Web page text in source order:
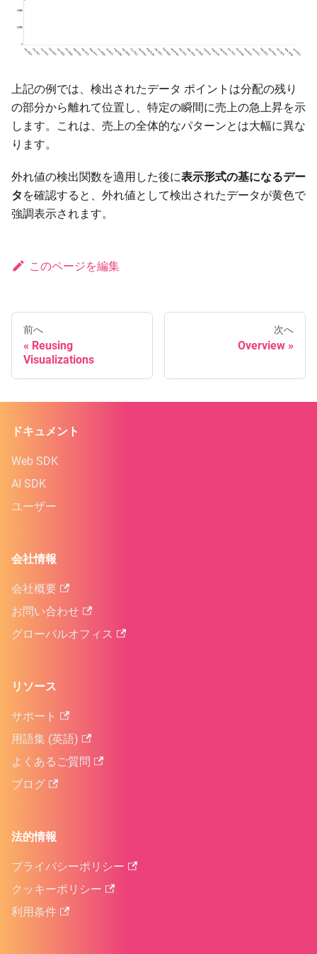
上記の例では、検出されたデータ ポイントは分配の残り
の部分から離れて位置し、特定の瞬間に売上の急上昇を示
します。これは、売上の全体的なパターンとは大幅に異な
ります。
外れ値の検出関数を適用した後に表示形式の基になるデー
タ を確認すると、外れ値として検出されたデータが黄色で
強調表示されます。
このページを編集
前へ
Reusing
Visualizations
次へ
Overview
ドキュメント
Web SDK
AI SDK
ユーザー
会社情報
会社概要
お問い合わせ
グローバルオフィス
リソース
サポート
用語集 (英語)
よくあるご質問
ブログ
法的情報
プライバシーポリシー
クッキーポリシー
利用条件